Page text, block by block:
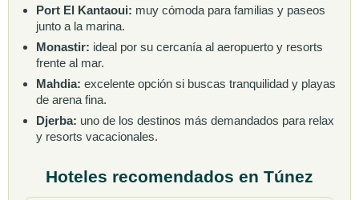
Port El Kantaoui: muy cómoda para familias y paseos
junto a la marina.
Monastir: ideal por su cercanía al aeropuerto y resorts
frente al mar.
Mahdia: excelente opción si buscas tranquilidad y playas
de arena fina.
Djerba: uno de los destinos más demandados para relax
y resorts vacacionales.
Hoteles recomendados en Túnez